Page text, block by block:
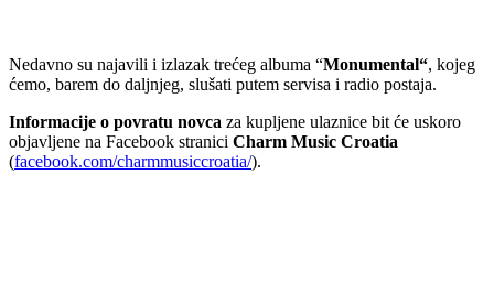
Nedavno su najavili i izlazak trećeg albuma “Monumental“, kojeg
ćemo, barem do daljnjeg, slušati putem servisa i radio postaja.
Informacije o povratu novca za kupljene ulaznice bit će uskoro
objavljene na Facebook stranici Charm Music Croatia
(facebook.com/charmmusiccroatia/).